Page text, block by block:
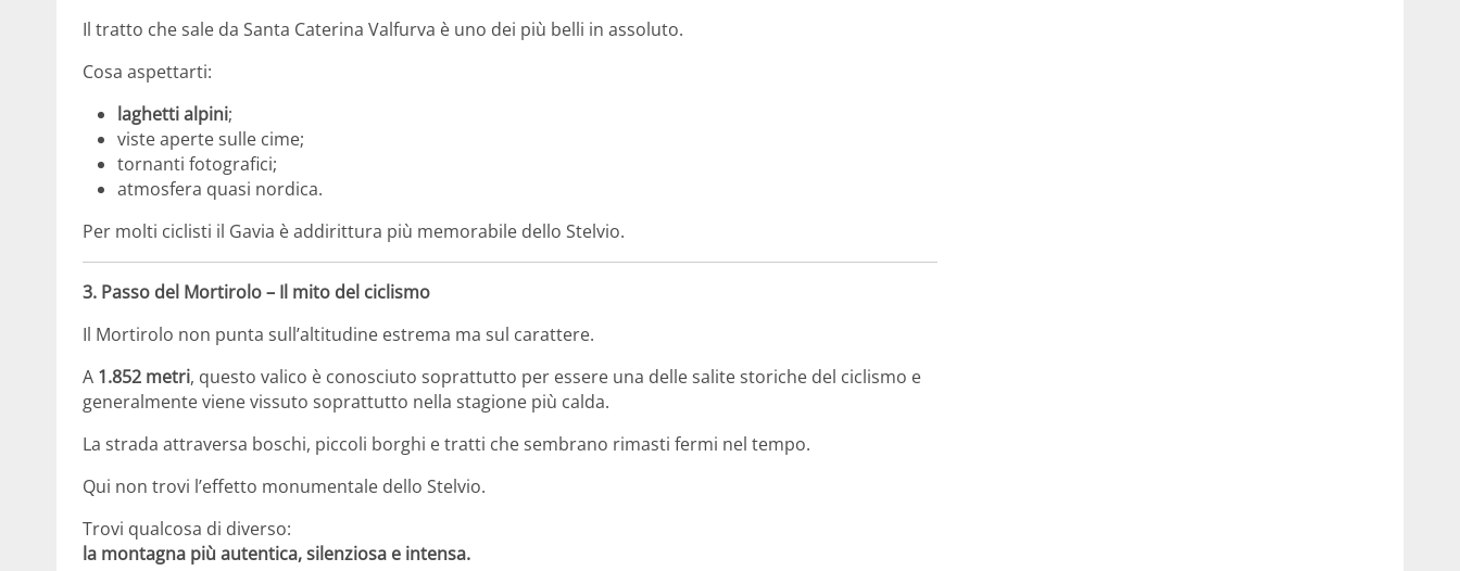
Il tratto che sale da Santa Caterina Valfurva è uno dei più belli in assoluto.
Cosa aspettarti:
laghetti alpini;
viste aperte sulle cime;
tornanti fotografici;
atmosfera quasi nordica.
Per molti ciclisti il Gavia è addirittura più memorabile dello Stelvio.
3. Passo del Mortirolo– Il mito del ciclismo
Il Mortirolo non punta sull’altitudine estrema ma sul carattere.
A 1.852 metri, questo valico è conosciuto soprattutto per essere una delle salite storiche del ciclismo e
generalmente viene vissuto soprattutto nella stagione più calda.
La strada attraversa boschi, piccoli borghi e tratti che sembrano rimasti fermi nel tempo.
Qui non trovi l’effetto monumentale dello Stelvio.
Trovi qualcosa di diverso:
la montagna più autentica, silenziosa e intensa.